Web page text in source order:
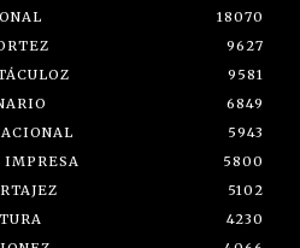
18070
9627
9581
6849
5943
5800
5102
4230